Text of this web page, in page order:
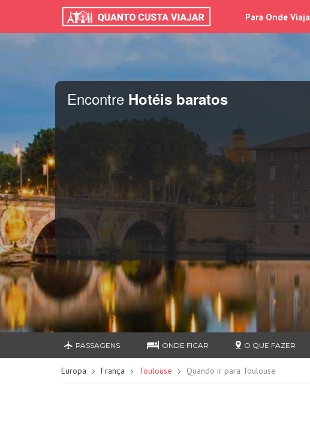
Para Onde
Encontre Hotéis baratos
PASSAGENS ONDE FICAR O QUE FAZER
Europa França Toulouse Quando ir para Toulouse